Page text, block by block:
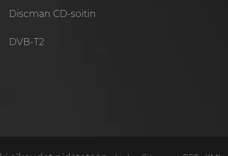
Discman CD-soitin
DVB-T2